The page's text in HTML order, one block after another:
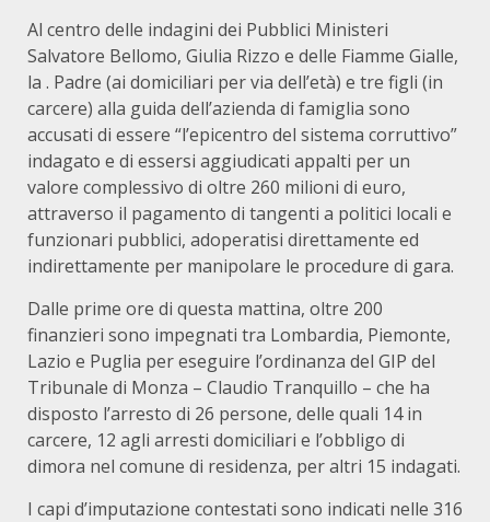
Al centro delle indagini dei Pubblici Ministeri
Salvatore Bellomo, Giulia Rizzo e delle Fiamme Gialle,
la . Padre (ai domiciliari per via dell’età) e tre figli (in
carcere) alla guida dell’azienda di famiglia sono
accusati di essere “l’epicentro del sistema corruttivo”
indagato e di essersi aggiudicati appalti per un
valore complessivo di oltre 260 milioni di euro,
attraverso il pagamento di tangenti a politici locali e
funzionari pubblici, adoperatisi direttamente ed
indirettamente per manipolare le procedure di gara.
Dalle prime ore di questa mattina, oltre 200
finanzieri sono impegnati tra Lombardia, Piemonte,
Lazio e Puglia per eseguire l’ordinanza del GIP del
Tribunale di Monza – Claudio Tranquillo – che ha
disposto l’arresto di 26 persone, delle quali 14 in
carcere, 12 agli arresti domiciliari e l’obbligo di
dimora nel comune di residenza, per altri 15 indagati.
I capi d’imputazione contestati sono indicati nelle 316